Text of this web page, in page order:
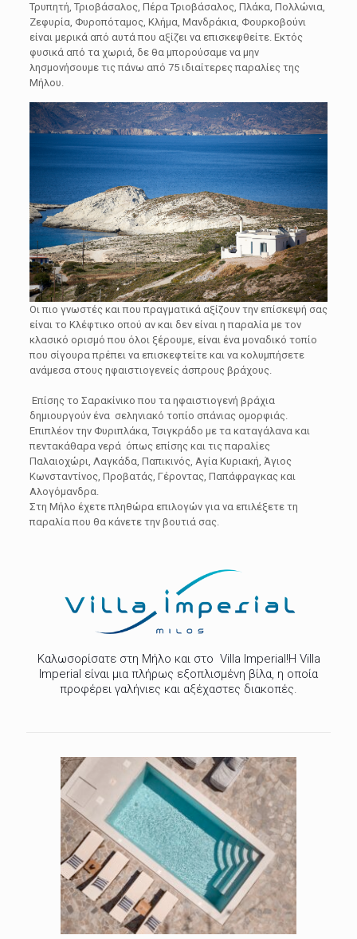
Τρυπητή, Τριοβάσαλος, Πέρα Τριοβάσαλος, Πλάκα, Πολλώνια,
Ζεφυρία, Φυροπόταμος, Κλήμα, Μανδράκια, Φουρκοβούνι
είναι μερικά από αυτά που αξίζει να επισκεφθείτε. Εκτός
φυσικά από τα χωριά, δε θα μπορούσαμε να μην
λησμονήσουμε τις πάνω από 75 ιδιαίτερες παραλίες της
Μήλου.
Οι πιο γνωστές και που πραγματικά αξίζουν την επίσκεψή σας
είναι το Κλέφτικο οπού αν και δεν είναι η παραλία με τον
κλασικό ορισμό που όλοι ξέρουμε, είναι ένα μοναδικό τοπίο
που σίγουρα πρέπει να επισκεφτείτε και να κολυμπήσετε
ανάμεσα στους ηφαιστιογενείς άσπρους βράχους.
Επίσης το Σαρακίνικο που τα ηφαιστιογενή βράχια
δημιουργούν ένα σεληνιακό τοπίο σπάνιας ομορφιάς.
Επιπλέον την Φυριπλάκα, Τσιγκράδο με τα καταγάλανα και
πεντακάθαρα νερά όπως επίσης και τις παραλίες
Παλαιοχώρι, Λαγκάδα, Παπικινός, Αγία Κυριακή, Άγιος
Κωνσταντίνος, Προβατάς, Γέροντας, Παπάφραγκας και
Αλογόμανδρα.
Στη Μήλο έχετε πληθώρα επιλογών για να επιλέξετε τη
παραλία που θα κάνετε την βουτιά σας.
Καλωσορίσατε στη Μήλο και στο Villa Imperial!Η Villa
Imperial είναι μια πλήρως εξοπλισμένη βίλα, η οποία
προφέρει γαλήνιες και αξέχαστες διακοπές.